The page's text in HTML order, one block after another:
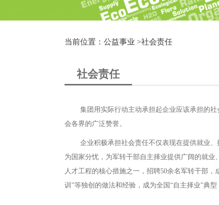
当前位置：公益事业 >社会责任
社会责任
集团用实际行动主动承担起企业应该承担的
会各界的广泛赞誉。
企业积极承担社会责任不仅表现在提供就业
为国家分忧，为军转干部自主择业提供广阔的就
人才工程的核心措施之一，招聘50余名军转干部
训”等独创的做法和经验，成为全国“自主择业”典